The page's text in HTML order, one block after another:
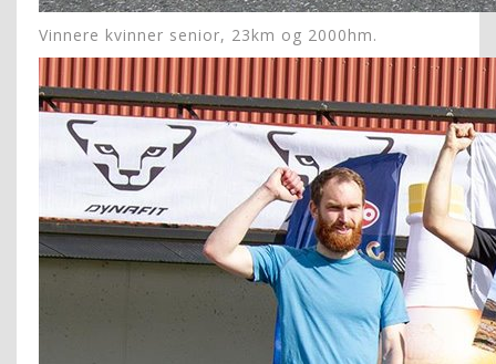
Vinnere kvinner senior, 23km og 2000hm.